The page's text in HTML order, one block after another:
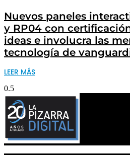
Nuevos paneles
y RP04 con
ideas e involucra las
tecnología de
LEER MÁS